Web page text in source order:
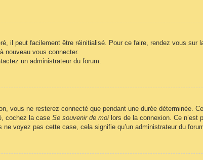
il peut facilement être réinitialisé. Pour ce faire, rendez vous sur
nouveau vous connecter.
un administrateur du forum.
vous ne resterez connecté que pendant une durée déterminée.
cochez la case Se souvenir de moi lors de la connexion. Ce
voyez pas cette case, cela signifie qu’un administrateur du